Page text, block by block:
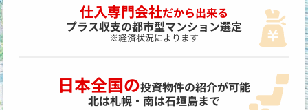
仕入専門会社だから出来る
プラス収支の都市型マンション選定
※経済状況によります
日本全国の投資物件の紹介が可能
北は札幌・南は石垣島まで